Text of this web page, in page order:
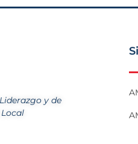
y de